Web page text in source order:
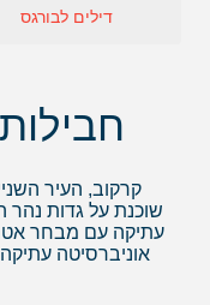
דילים לבורגס
קרקוב, העיר
שוכנת על גדות נהר
עתיקה עם מבחר
אוניברסיטה